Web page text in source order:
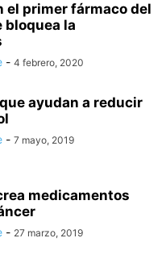
el primer fármaco del
bloquea la
- 4 febrero, 2020
ayudan a reducir
- 7 mayo, 2019
medicamentos
- 27 marzo, 2019